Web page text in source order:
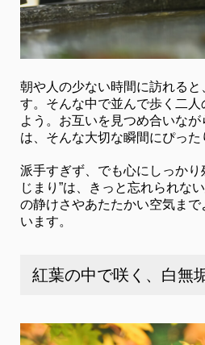
朝や人の少ない時間に訪れる
す。そんな中で並んで歩く二
よう。お互いを見つめ合いな
は、そんな大切な瞬間にぴった
派手すぎず、でも心にしっか
じまり”は、きっと忘れられな
の静けさやあたたかい空気ま
います。
紅葉の中で咲く、白無